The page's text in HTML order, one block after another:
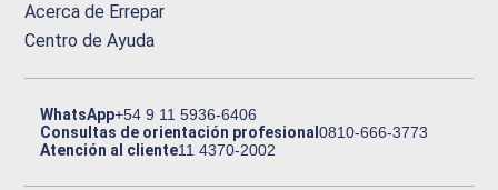
Acerca de Errepar
Centro de Ayuda
WhatsApp+54 9 11 5936-6406
Consultas de orientación profesional0810-666-3773
Atención al cliente11 4370-2002